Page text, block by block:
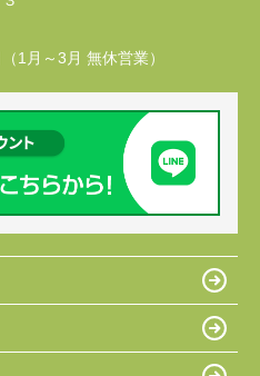
1月～3月 無休営業）